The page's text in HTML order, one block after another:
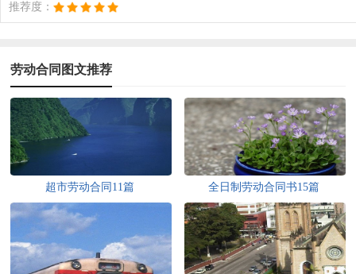
推荐度：
劳动合同图文推荐
超市劳动合同11篇 全日制劳动合同书15篇